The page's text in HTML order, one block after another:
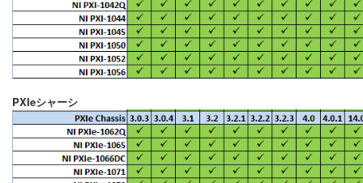
PXIeシャーシ